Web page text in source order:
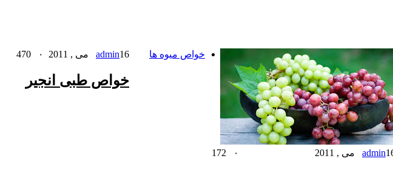
admin, 2011 ۰
خواص میوه ها admin16 می , 2011 ۰
خواص طبی انجیر